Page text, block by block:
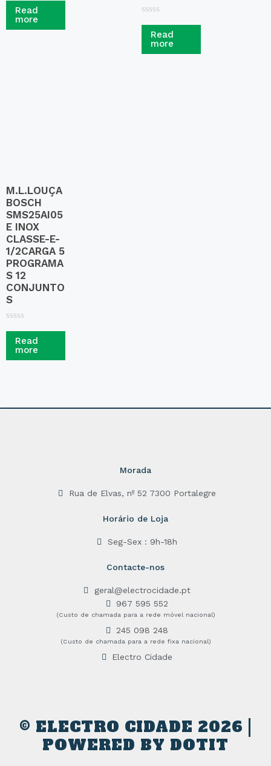
d
Read
more
d
Read
more
M.L.LOUÇA
BOSCH
SMS25AI05
E INOX
CLASSE-E-
1/2CARGA 5
PROGRAMA
S 12
CONJUNTO
S
d
Read
more
Morada
Rua de Elvas, nº 52 7300 Portalegre
Horário de Loja
Seg-Sex : 9h-18h
Contacte-nos
geral@electrocidade.pt
967 595 552
(Custo de chamada para a rede móvel nacional)
245 098 248
(Custo de chamada para a rede fixa nacional)
Electro Cidade
© ELECTRO CIDADE 2026 |
POWERED BY DOTIT